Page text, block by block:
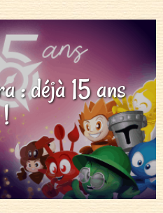
: déjà 15 ans
!